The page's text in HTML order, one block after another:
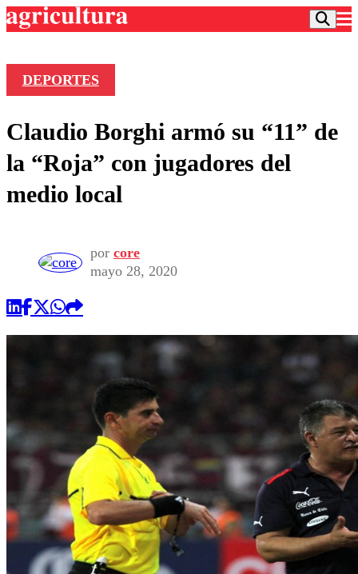
Frecuencias
Agricultura TV
Deportes
Colo Colo
Seleccion Chilena
Torneo Internacional
Universidad de Chile
Entretención
Economía
Internacional
Sustentabilidad
Publicaciones en medios
Opinión
DEPORTES
Claudio Borghi armó su “11” de
la “Roja” con jugadores del
medio local
por core
mayo 28, 2020